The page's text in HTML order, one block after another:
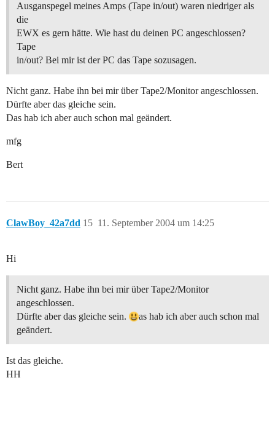
Ausganspegel meines Amps (Tape in/out) waren niedriger als
die
EWX es gern hätte. Wie hast du deinen PC angeschlossen?
Tape
in/out? Bei mir ist der PC das Tape sozusagen.
Nicht ganz. Habe ihn bei mir über Tape2/Monitor angeschlossen.
Dürfte aber das gleiche sein.
Das hab ich aber auch schon mal geändert.
mfg
Bert
ClawBoy_42a7dd 11. September 2004 um 14:25
15
Hi
Nicht ganz. Habe ihn bei mir über Tape2/Monitor
angeschlossen.
Dürfte aber das gleiche sein.
as hab ich aber auch schon mal
geändert.
Ist das gleiche.
HH